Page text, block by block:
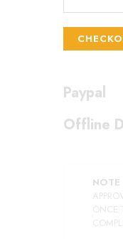
Paypal
Offline
NOTE
ONCE